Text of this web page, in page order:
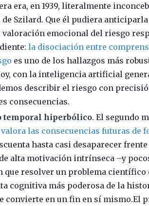
era, en 1939, literalmente
Szilard. Que él pudiera
valoración emocional del riesgo
la disociación entre
es uno de los hallazgos más
con la inteligencia artificial
describir el riesgo con
consecuencias.
temporal hiperbólico. El segundo
valora las consecuencias futuras de
hasta casi desaparecer
alta motivación intrínseca –y
que resolver un problema
cognitiva más poderosa de la
convierte en un fin en sí mismo.El